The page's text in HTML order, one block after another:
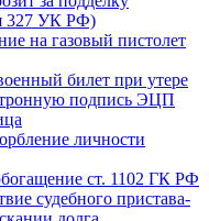
327 УК РФ)
на газовый пистолет
билет при утере
подпись ЭЦП
личности
ст. 1102 ГК РФ
судебного пристава-